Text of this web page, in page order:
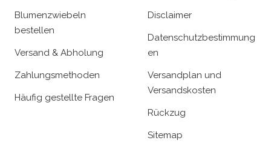
Blumenzwiebeln
bestellen
Versand & Abholung
Zahlungsmethoden
Häufig gestellte Fragen
Disclaimer
Datenschutzbestimmung
en
Versandplan und
Versandskosten
Rückzug
Sitemap